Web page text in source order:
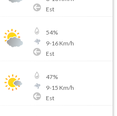
Est
54%
9-16Km/h
Est
47%
9-15 Km/h
Est